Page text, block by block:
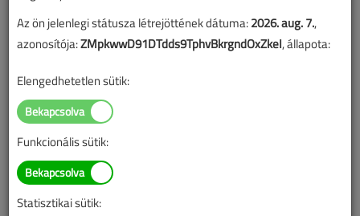
vásárlása
A vásárlással korlátlan hozzáférést kap a cikkhez, ami a
sikeres online elektronikus fizetést követően azonnal
aktiválódik. A hozzáférése nem évül el.
A rendeléshez kérjük, lépjen be!
Illetve, ha még nem tette meg, kérjük, regisztráljon!
Az ön jelenlegi státusza létrejöttének dátuma:2026. aug. 7.,
azonosítója:ZMpkwwD91DTdds9TphvBkrgndOxZkeI, állapota:
Elengedhetetlen sütik:
Funkcionális sütik:
Statisztikai sütik: